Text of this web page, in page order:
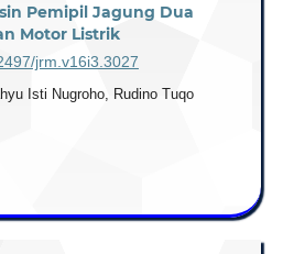
Pemipil Jagung Dua
Motor Listrik
jrm.v16i3.3027
Isti Nugroho, Rudino Tuqo